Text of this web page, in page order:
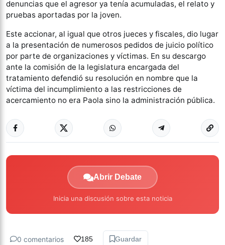
denuncias que el agresor ya tenía acumuladas, el relato y
pruebas aportadas por la joven.
Este accionar, al igual que otros jueces y fiscales, dio lugar
a la presentación de numerosos pedidos de juicio político
por parte de organizaciones y víctimas. En su descargo
ante la comisión de la legislatura encargada del
tratamiento defendió su resolución en nombre que la
víctima del incumplimiento a las restricciones de
acercamiento no era Paola sino la administración pública.
Abrir Debate
Inicia una discusión sobre esta noticia
0 comentarios 185 Guardar